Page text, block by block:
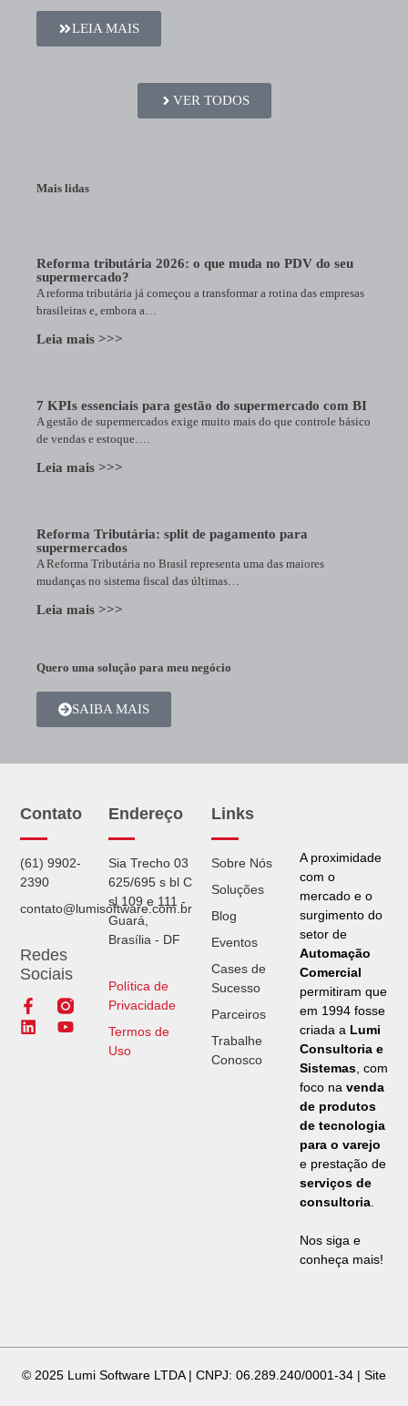
Mais lidas
Reforma tributária 2026: o que muda no PDV do seu
supermercado?
A reforma tributária já começou a transformar a rotina das empresas
brasileiras e, embora a…
Leia mais >>>
7 KPIs essenciais para gestão do supermercado com BI
A gestão de supermercados exige muito mais do que controle básico
de vendas e estoque….
Leia mais >>>
Reforma Tributária: split de pagamento para
supermercados
A Reforma Tributária no Brasil representa uma das maiores
mudanças no sistema fiscal das últimas…
Leia mais >>>
Quero uma solução para meu negócio
SAIBA MAIS
LEIA MAIS
VER TODOS
A proximidade
com o
mercado e o
surgimento do
setor de
Automação
Comercial
permitiram que
em 1994 fosse
criada a Lumi
Consultoria e
Sistemas, com
foco na venda
de produtos
de tecnologia
para o varejo
e prestação de
serviços de
consultoria.
Nos siga e
conheça mais!
Links
Sobre Nós
Soluções
Blog
Eventos
Cases de
Sucesso
Parceiros
Trabalhe
Conosco
Endereço
Sia Trecho 03
625/695 s bl C
sl 109 e 111 -
Guará,
Brasília - DF
Política de
Privacidade
Termos de
Uso
Contato
(61) 9902-
2390
contato@lumisoftware.com.br
Redes
Sociais
© 2025 Lumi Software LTDA | CNPJ: 06.289.240/0001-34 | Site